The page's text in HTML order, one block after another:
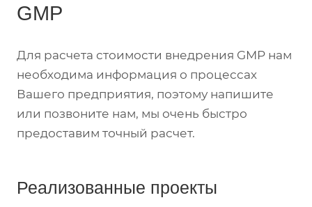
GMP
Для расчета стоимости внедрения GMP нам
необходима информация о процессах
Вашего предприятия, поэтому напишите
или позвоните нам, мы очень быстро
предоставим точный расчет.
Реализованные проекты